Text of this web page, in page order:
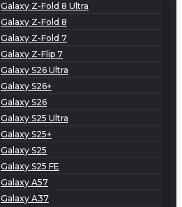
Galaxy Z-Fold 8 Ultra
Galaxy Z-Fold 8
Galaxy Z-Fold 7
Galaxy Z-Flip 7
Galaxy S26 Ultra
Galaxy S26+
Galaxy S26
Galaxy S25 Ultra
Galaxy S25+
Galaxy S25
Galaxy S25 FE
Galaxy A57
Galaxy A37